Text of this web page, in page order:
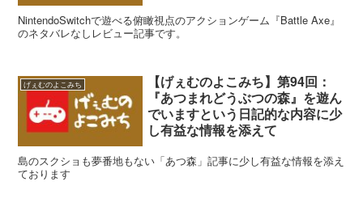
NintendoSwitchで遊べる俯瞰視点のアクションゲーム『Battle Axe』
のネタバレなしレビュー記事です。
げぇむのよこみち
【げぇむのよこみち】第94回：
『あつまれどうぶつの森』を遊ん
でいますという日記的な内容に少
し有益な情報を添えて
島のスクショも夢番地もない「あつ森」記事に少し有益な情報を添え
ております